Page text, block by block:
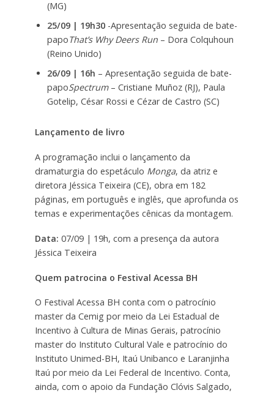
(MG)
25/09 | 19h30 -Apresentação seguida de bate-
papoThat’s Why Deers Run– Dora Colquhoun
(Reino Unido)
26/09 | 16h – Apresentação seguida de bate-
papoSpectrum– Cristiane Muñoz (RJ), Paula
Gotelip, César Rossi e Cézar de Castro (SC)
Lançamento de livro
A programação inclui o lançamento da
dramaturgia do espetáculo Monga, da atriz e
diretora Jéssica Teixeira (CE), obra em 182
páginas, em português e inglês, que aprofunda os
temas e experimentações cênicas da montagem.
Data: 07/09 | 19h, com a presença da autora
Jéssica Teixeira
Quem patrocina o Festival Acessa BH
O Festival Acessa BH conta com o patrocínio
master da Cemig por meio da Lei Estadual de
Incentivo à Cultura de Minas Gerais, patrocínio
master do Instituto Cultural Vale e patrocínio do
Instituto Unimed-BH, Itaú Unibanco e Laranjinha
Itaú por meio da Lei Federal de Incentivo. Conta,
ainda, com o apoio da Fundação Clóvis Salgado,